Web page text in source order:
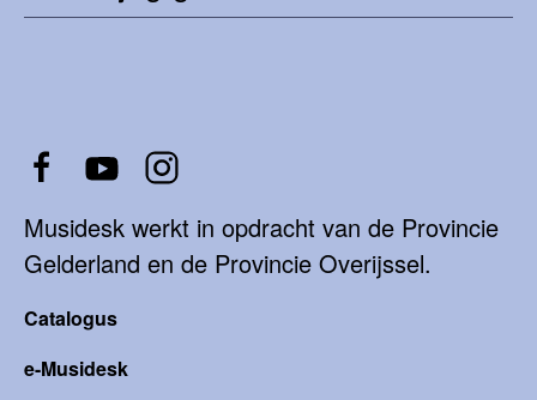
Musidesk werkt in opdracht van de Provincie
Gelderland en de Provincie Overijssel.
Catalogus
e-Musidesk